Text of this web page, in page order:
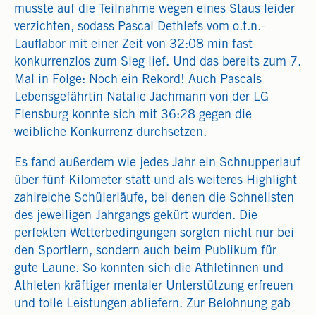
musste auf die Teilnahme wegen eines Staus leider
verzichten, sodass Pascal Dethlefs vom o.t.n.-
Lauflabor mit einer Zeit von 32:08 min fast
konkurrenzlos zum Sieg lief. Und das bereits zum 7.
Mal in Folge: Noch ein Rekord! Auch Pascals
Lebensgefährtin Natalie Jachmann von der LG
Flensburg konnte sich mit 36:28 gegen die
weibliche Konkurrenz durchsetzen.
Es fand außerdem wie jedes Jahr ein Schnupperlauf
über fünf Kilometer statt und als weiteres Highlight
zahlreiche Schülerläufe, bei denen die Schnellsten
des jeweiligen Jahrgangs gekürt wurden. Die
perfekten Wetterbedingungen sorgten nicht nur bei
den Sportlern, sondern auch beim Publikum für
gute Laune. So konnten sich die Athletinnen und
Athleten kräftiger mentaler Unterstützung erfreuen
und tolle Leistungen abliefern. Zur Belohnung gab